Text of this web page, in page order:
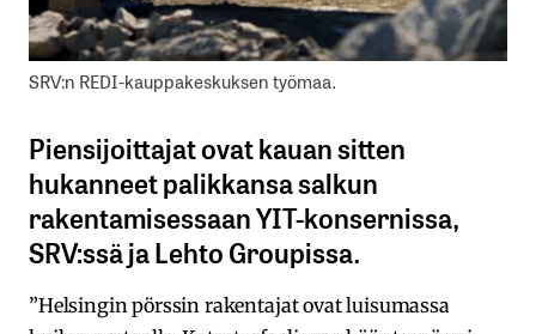
SRV:n REDI-kauppakeskuksen työmaa.
Piensijoittajat ovat kauan sitten
hukanneet palikkansa salkun
rakentamisessaan YIT-konsernissa,
SRV:ssä ja Lehto Groupissa.
”Helsingin pörssin rakentajat ovat luisumassa